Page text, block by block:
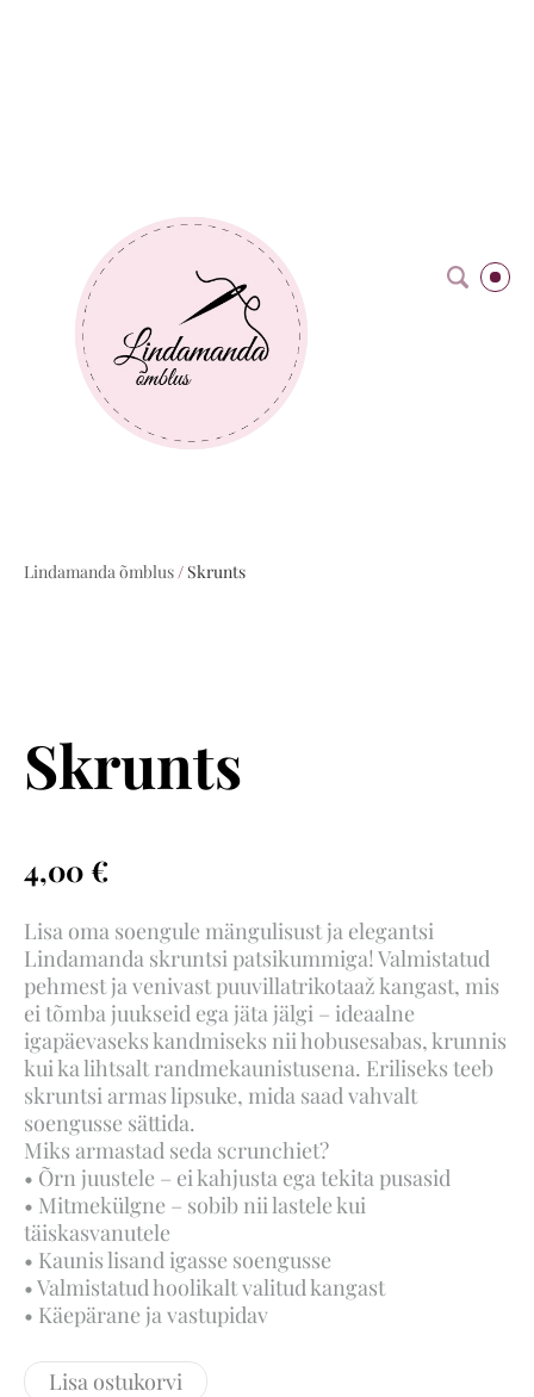
Lindamanda õmblus/ Skrunts
Skrunts
4,00 €
Lisa oma soengule mängulisust ja elegantsi
Lindamanda skruntsi patsikummiga! Valmistatud
pehmest ja venivast puuvillatrikotaaž kangast, mis
ei tõmba juukseid ega jäta jälgi – ideaalne
igapäevaseks kandmiseks nii hobusesabas, krunnis
kui ka lihtsalt randmekaunistusena. Eriliseks teeb
skruntsi armas lipsuke, mida saad vahvalt
soengusse sättida.
Miks armastad seda scrunchiet?
• Õrn juustele – ei kahjusta ega tekita pusasid
• Mitmekülgne – sobib nii lastele kui
täiskasvanutele
• Kaunis lisand igasse soengusse
• Valmistatud hoolikalt valitud kangast
• Käepärane ja vastupidav
Lisa ostukorvi